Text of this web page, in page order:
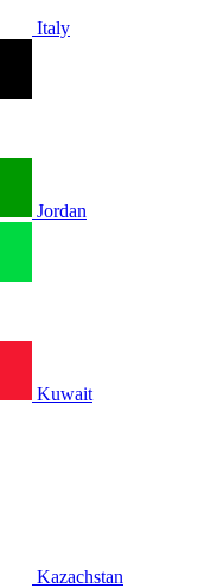
Italy
Jordan
Kuwait
Kazachstan